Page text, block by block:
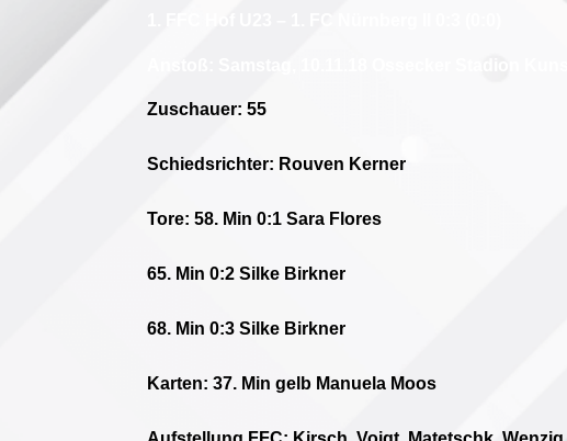
Zuschauer: 55
Schiedsrichter: Rouven Kerner
Tore:58. Min 0:1 Sara Flores
65. Min 0:2 Silke Birkner
68. Min 0:3 Silke Birkner
Karten: 37. Min gelb Manuela Moos